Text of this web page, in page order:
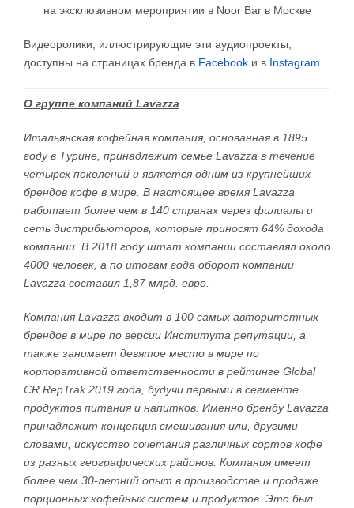
на эксклюзивном мероприятии в Noor Bar в Москве
Видеоролики, иллюстрирующие эти аудиопроекты,
доступны на страницах бренда в Facebook и в Instagram
О группе компаний Lavazza
Итальянская кофейная компания, основанная в 1895
году в Турине, принадлежит семье Lavazza в течение
четырех поколений и является одним из крупнейших
брендов кофе в мире. В настоящее время Lavazza
работает более чем в 140 странах через филиалы и
сеть дистрибьюторов, которые приносят 64% дохода
компании. В 2018 году штат компании составлял около
4000 человек, а по итогам года оборот компании
Lavazza составил 1,87 млрд. евро.
Компания Lavazza входит в 100 самых авторитетных
брендов в мире по версии Института репутации, а
также занимает девятое место в мире по
корпоративной ответственности в рейтинге Global
CR RepTrak 2019 года, будучи первыми в сегменте
продуктов питания и напитков. Именно бренду Lavazza
принадлежит концепция смешивания или, другими
словами, искусство сочетания различных сортов кофе
из разных географических районов. Компания имеет
более чем 30-летний опыт в производстве и продаже
порционных кофейных систем и продуктов. Это был